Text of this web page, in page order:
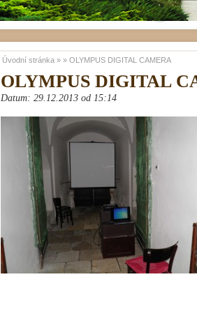
OLYMPUS DIGITAL
Datum: 29.12.2013 od 15:14
Úvodní stránka » » OLYMPUS DIGITAL CAMERA